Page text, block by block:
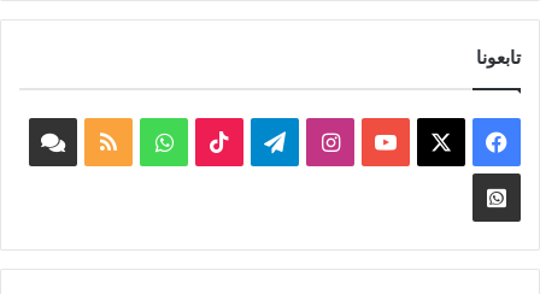
تابعونا
فيسبوك ‫YouTubeانستقرامتيلقرام ‫TikTokواتسابملخص
Whatsapp
Channel